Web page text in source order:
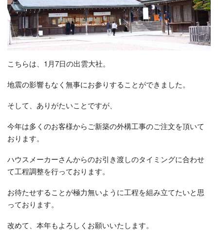
こちらは、1月7日の出雲大社。
地震の影響もなく無事にお参りすることができました。
そして、ありがたいことですが、
今年は多くのお客様からご新築の外構工事のご注文を頂いて
おります。
ハウスメーカーさんからのお引き渡しのタイミングに合わせ
て工程調整を行っております。
お待たせすることが極力無いように工程を組み立てたいと思
っております。
改めて、本年もよろしくお願いいたします。